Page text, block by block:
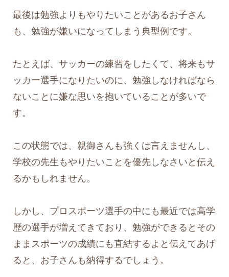
最後は勉強よりもやりたいことがあるお子さん
も、勉強が嫌いになってしまう典型例です。
たとえば、サッカーの練習をしたくて、将来もサ
ッカー選手になりたいのに、勉強しなければなら
ないことに嫌な思いを抱いていることが多いで
す。
この状態では、親御さんも強くは言えませんし、
学校の先生もやりたいことを優先しなさいと伝え
るかもしれません。
しかし、プロスポーツ選手の中にも最近では高学
歴の選手が増えてきており、勉強ができるとその
ままスポーツの成績にも直結するよと伝えてあげ
ると、お子さんも納得するでしょう。